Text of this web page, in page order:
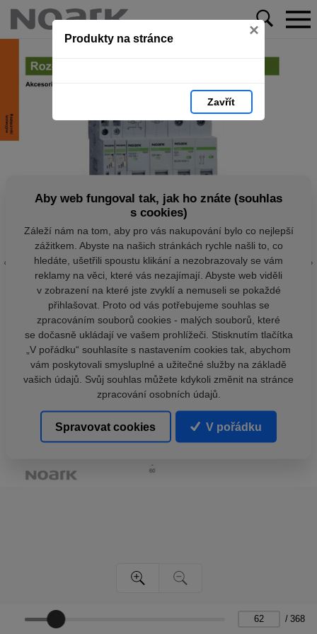
Produkty na stránce ×
Zavřít
/ 368
Aby web fungoval tak, jak ho znáte (souhlas
s cookies)
Záleží nám na tom, aby pro vás nakupování bylo co nejlepší
zážitkem. Abyste na našich stránkách rychle našli to, co
hledáte, ušetřili spoustu klikání a nezobrazovaly se vám
reklamy na věci, které vás nezajímají. Abyste web viděli
v zobrazení na které jste zvyklí a nemuseli se pokaždé
přihlašovat. Proto od vás potřebujeme souhlas se
zpracováním souborů cookies - malých souborů, které
se dočasně ukládají ve vašem prohlížeči. Stisknutím tlačítka
„V pořádku“ souhlasíte s nastavením cookies tak, abychom
vám poskytovali smysluplné a užitečné služby na základě
vašich údajů. Svůj souhlas můžete kdykoli změnit na stránce
zpracování osobních údajů.
Spravovat cookies V pořádku